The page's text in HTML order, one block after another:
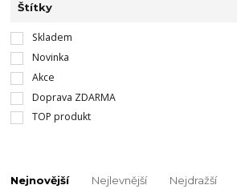
Štítky
Skladem
Novinka
Akce
Doprava ZDARMA
TOP produkt
Nejnovější Nejlevnější Nejdražší